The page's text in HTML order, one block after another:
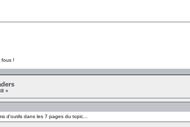
fous !
»
d'outils dans les 7 pages du topic...